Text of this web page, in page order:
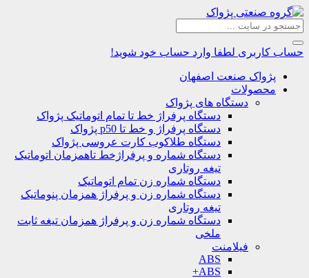
حساب کاربری لطفا وارد حساب خود شوید!
پژواک صنعت اصفهان
محصولات
دستگاه های پژواک
دستگاه پرفراژ خط تا تمام اتوماتیک پژواک
دستگاه پرفراژ و خط تا p50 پژواک
دستگاه طلاکوب کارت عروسی پژواک
دستگاه شماره و پرفراژخط تاهمزمان اتوماتیک
تیغه روتاری
دستگاه شماره زن تمام اتوماتیک
دستگاه شماره زن و پرفراژ همزمان پنوماتیک
تیغه روتاری
دستگاه شماره زن و پرفراژ همزمان تیغه ثابت
ملخی
فیلامنت
ABS
ABS+